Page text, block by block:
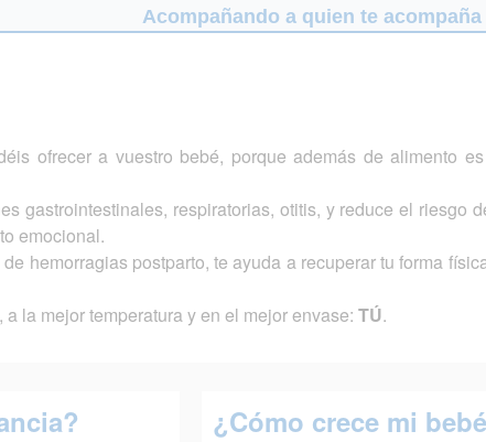
Acompañando a quien te acompaña
ofrecer a vuestro bebé, porque además de alimento
gastrointestinales, respiratorias, otitis, y reduce el riesgo
emocional.
hemorragias postparto, te ayuda a recuperar tu forma
la mejor temperatura y en el mejor envase:TÚ.
¿Cómo crece mi